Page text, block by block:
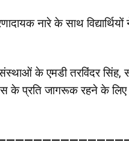
नारे के साथ
के एमडी तरविंदर सिंह,
के प्रति जागरूक रहने के